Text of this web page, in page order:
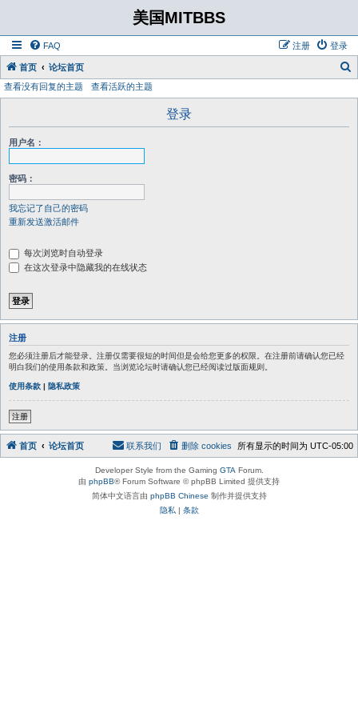
美国MITBBS
FAQ 登录
注册
首页 论坛首页
查看没有回复的主题 查看活跃的主题
登录
用户名：
密码：
我忘记了自己的密码
重新发送激活邮件
每次浏览时自动登录
在这次登录中隐藏我的在线状态
注册
您必须注册后才能登录。注册仅需要很短的时间但是会给您更多的权限。在注册前请确认您已经
明白我们的使用条款和政策。当浏览论坛时请确认您已经阅读过版面规则。
使用条款 | 隐私政策
注册
首页 论坛首页 所有显示的时间为 UTC-05:00
删除 cookies
联系我们
Developer Style from the Gaming GTA Forum.
由 phpBB® Forum Software © phpBB Limited 提供支持
简体中文语言由 phpBB Chinese 制作并提供支持
隐私 | 条款